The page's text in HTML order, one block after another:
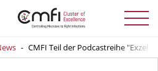
Menü
CMFI Teil der Podcastreihe